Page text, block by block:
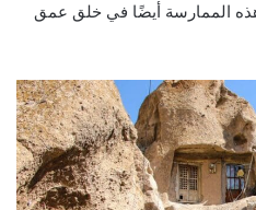
هذه الممارسة أيضًا في خلق عمق